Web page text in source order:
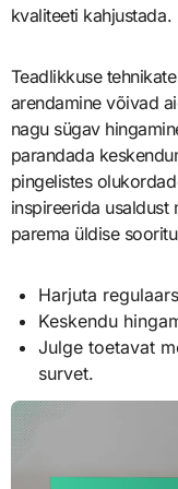
kvaliteeti kahjustada.
Teadlikkuse
arendamine võivad
nagu sügav
parandada
pingelistes
inspireerida usaldust
parema üldise
Harjuta
Keskendu
Julge toetavat
survet.